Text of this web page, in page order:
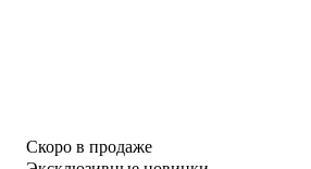
Скоро в продаже